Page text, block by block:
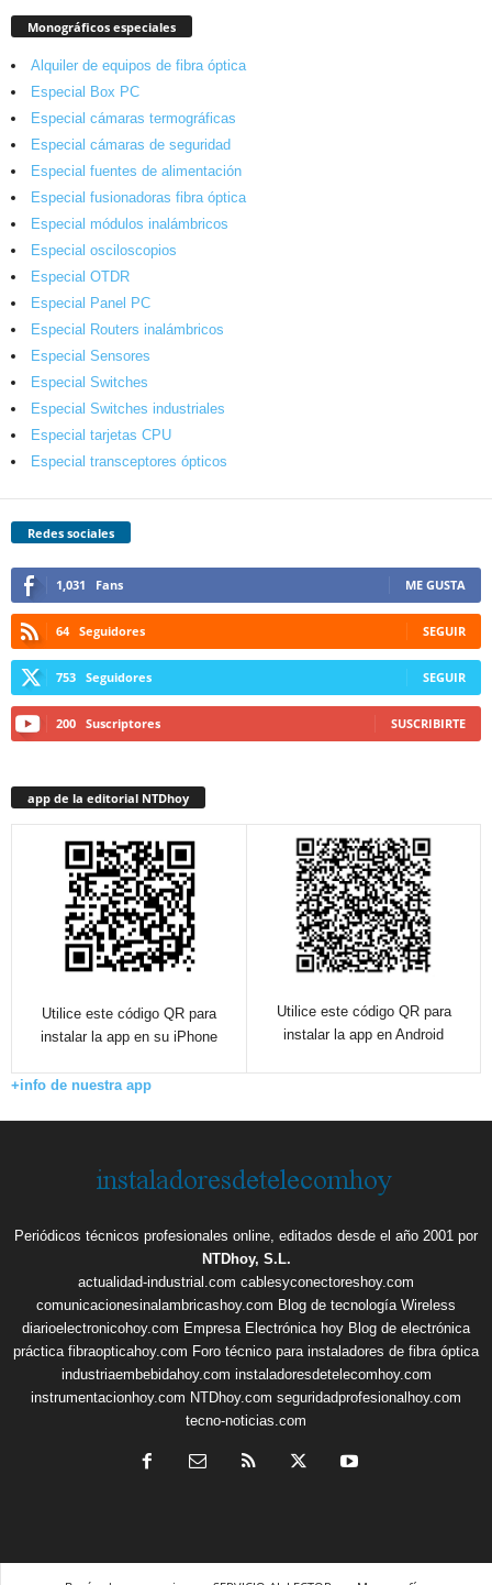
Monográficos especiales
Alquiler de equipos de fibra óptica
Especial Box PC
Especial cámaras termográficas
Especial cámaras de seguridad
Especial fuentes de alimentación
Especial fusionadoras fibra óptica
Especial módulos inalámbricos
Especial osciloscopios
Especial OTDR
Especial Panel PC
Especial Routers inalámbricos
Especial Sensores
Especial Switches
Especial Switches industriales
Especial tarjetas CPU
Especial transceptores ópticos
Redes sociales
1,031 Fans ME GUSTA
64 Seguidores SEGUIR
753 Seguidores SEGUIR
200 Suscriptores SUSCRIBIRTE
app de la editorial NTDhoy
Utilice este código QR para
instalar la app en su iPhone
Utilice este código QR para
instalar la app en Android
+info de nuestra app
Periódicos técnicos profesionales online, editados desde el año 2001 por
NTDhoy, S.L.
actualidad-industrial.com cablesyconectoreshoy.com
comunicacionesinalambricashoy.com Blog de tecnología Wireless
diarioelectronicohoy.com Empresa Electrónica hoy Blog de electrónica
práctica fibraopticahoy.com Foro técnico para instaladores de fibra óptica
industriaembebidahoy.com instaladoresdetelecomhoy.com
instrumentacionhoy.com NTDhoy.com seguridadprofesionalhoy.com
tecno-noticias.com